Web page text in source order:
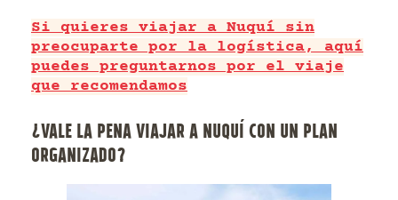
Si quieres viajar a Nuquí sin
preocuparte por la logística, aquí
puedes preguntarnos por el viaje
que recomendamos
¿VALE LA PENA VIAJAR A NUQUÍ CON UN PLAN
ORGANIZADO?